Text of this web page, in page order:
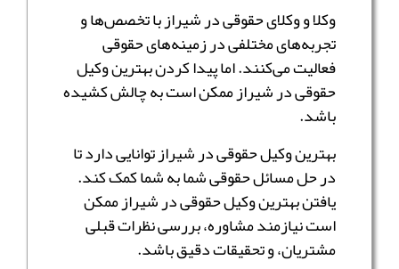
وکلا و وکلای حقوقی در شیراز با تخصص‌ها و
تجربه‌های مختلفی در زمینه‌های حقوقی
فعالیت می‌کنند. اما پیدا کردن بهترین وکیل
حقوقی در شیراز ممکن است به چالش کشیده
باشد.
بهترین وکیل حقوقی در شیراز توانایی دارد تا
در حل مسائل حقوقی شما به شما کمک کند.
یافتن بهترین وکیل حقوقی در شیراز ممکن
است نیازمند مشاوره، بررسی نظرات قبلی
مشتریان، و تحقیقات دقیق باشد.